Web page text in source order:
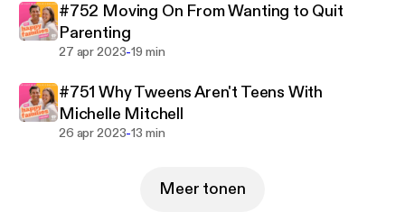
#752 Moving On From Wanting to Quit
Parenting
27 apr 2023-19 min
#751 Why Tweens Aren't Teens With
Michelle Mitchell
26 apr 2023-13 min
Meer tonen